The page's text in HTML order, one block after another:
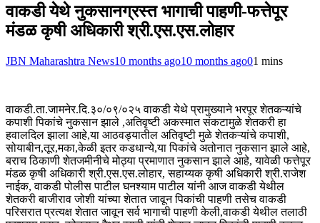
वाकडी येथे नुकसानग्रस्त भागाची पाहणी-फत्तेपूर
मंडळ कृषी अधिकारी श्री.एस.एस.लोहार
JBN Maharashtra News10 months ago10 months ago01 mins
वाकडी.ता.जामनेर.दि.३०/०९/०२५ वाकडी येथे प्रामुख्याने भरपूर शेतकऱ्यांचे
कपाशी पिकांचे नुकसान झाले ,अतिवृष्टी अकस्मात संकटामुळे शेतकरी हा
हवालदिल झाला आहे,या आठवड्यातील अतिवृष्टी मुळे शेतकऱ्यांचे कपाशी,
सोयाबीन,तूर,मका,केळी इतर कडधान्ये,या पिकांचे अतोनात नुकसान झाले आहे,
बराच ठिकाणी शेतजमीनीचे मोठ्या प्रमाणात नुकसान झाले आहे, यावेळी फत्तेपूर
मंडळ कृषी अधिकारी श्री.एस.एस.लोहार, सहाय्यक कृषी अधिकारी श्री.राजेश
नाईक, वाकडी पोलीस पाटील घनश्याम पाटील यांनी आज वाकडी येथील
शेतकरी बाजीराव जोशी यांच्या शेतात जावून पिकांची पाहणी तसेच वाकडी
परिसरात प्रत्यक्ष शेतात जावून सर्व भागाची पाहणी केली,वाकडी येथील तलाठी